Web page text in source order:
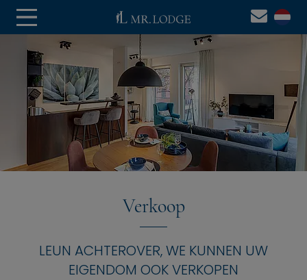
Verkoop
LEUN ACHTEROVER, WE KUNNEN UW
EIGENDOM OOK VERKOPEN